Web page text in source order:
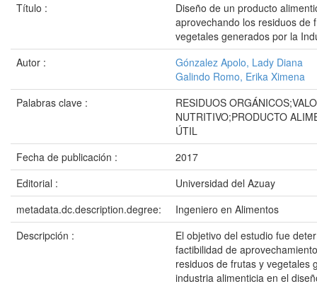
Título :
Diseño de un producto
aprovechando los residuos de
vegetales generados por la
Autor :
Gónzalez Apolo, Lady Diana
Galindo Romo, Erika Ximena
Palabras clave :
RESIDUOS
NUTRITIVO;PRODUCTO
ÚTIL
Fecha de publicación :
2017
Editorial :
Universidad del Azuay
metadata.dc.description.degree:
Ingeniero en Alimentos
Descripción :
El objetivo del estudio fue
factibilidad de
residuos de frutas y vegetales
industria alimenticia en el